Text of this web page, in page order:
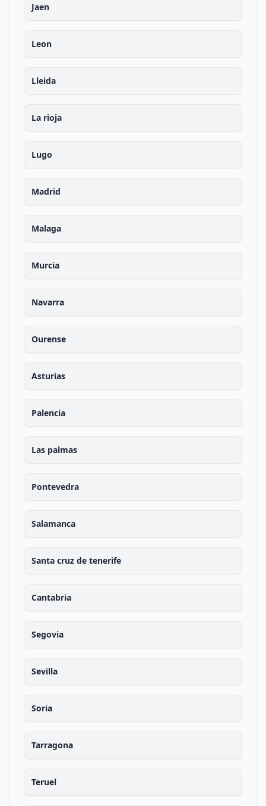
Jaen
Leon
Lleida
La rioja
Lugo
Madrid
Malaga
Murcia
Navarra
Ourense
Asturias
Palencia
Las palmas
Pontevedra
Salamanca
Santa cruz de tenerife
Cantabria
Segovia
Sevilla
Soria
Tarragona
Teruel